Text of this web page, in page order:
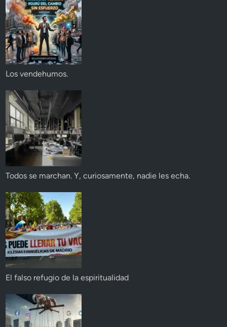
Los vendehumos.
Todos se marchan. Y, curiosamente, nadie les echa.
El falso refugio de la espiritualidad